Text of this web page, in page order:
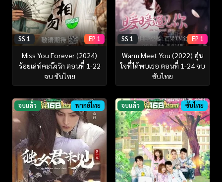
SS 1 EP 1
Miss You Forever (2024)
ร้อยเล่ห์คะนึงรัก ตอนที่ 1-22
จบ ซับไทย
SS 1 EP 1
Warm Meet You (2022) อุ่น
ใจที่ได้พบเธอ ตอนที่ 1-24 จบ
ซับไทย
จบแล้ว พากย์ไทย จบแล้ว ซับไทย